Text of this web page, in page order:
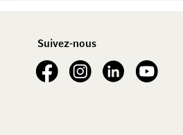
Suivez-nous
See our FacebookSee our Instagram account
See our LinkedIn
See our